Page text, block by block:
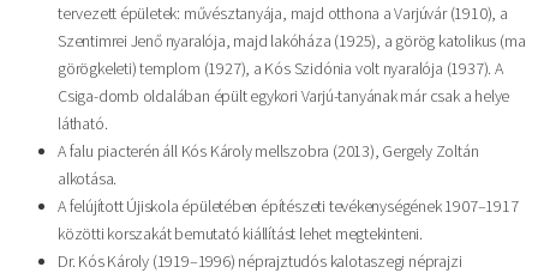
tervezett épületek: művésztanyája, majd otthona a Varjúvár (1910), a
Szentimrei Jenő nyaralója, majd lakóháza (1925), a görög katolikus (ma
görögkeleti) templom (1927), a Kós Szidónia volt nyaralója (1937). A
Csiga-domb oldalában épült egykori Varjú-tanyának már csak a helye
látható.
A falu piacterén áll Kós Károly mellszobra (2013), Gergely Zoltán
alkotása.
A felújított Újiskola épületében építészeti tevékenységének 1907–1917
közötti korszakát bemutató kiállítást lehet megtekinteni.
Dr. Kós Károly (1919–1996) néprajztudós kalotaszegi néprajzi